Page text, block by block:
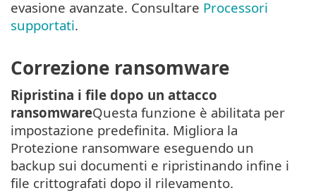
evasione avanzate. Consultare Processori
supportati.
Correzione ransomware
Ripristina i file dopo un attacco
ransomwareQuesta funzione è abilitata per
impostazione predefinita. Migliora la
Protezione ransomware eseguendo un
backup sui documenti e ripristinando infine i
file crittografati dopo il rilevamento.